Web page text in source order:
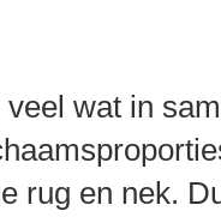
veel wat in
rug en nek.